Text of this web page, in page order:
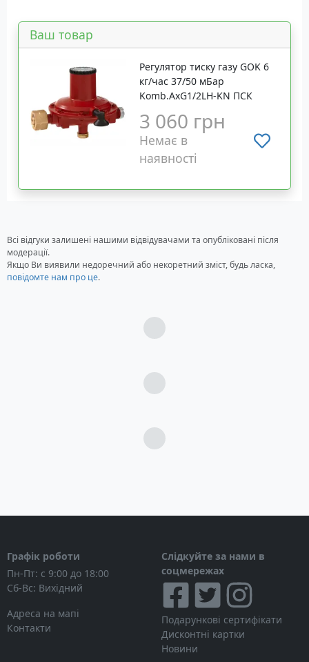
Ваш товар
Регулятор тиску газу GOK 6
кг/час 37/50 мБар
Komb.AxG1/2LH-KN ПСК
3 060 грн
Немає в
наявності
Всі відгуки залишені нашими відвідувачами та опубліковані після
модерації.
Якщо Ви виявили недоречний або некоретний зміст, будь ласка,
повідомте нам про це.
Графік роботи
Пн-Пт: с 9:00 до 18:00
Сб-Вс: Вихідний
Адреса на мапі
Контакти
Слідкуйте за нами в
соцмережах
Подарункові сертифікати
Дисконтні картки
Новини